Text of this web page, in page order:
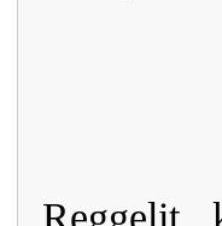
Reggelit